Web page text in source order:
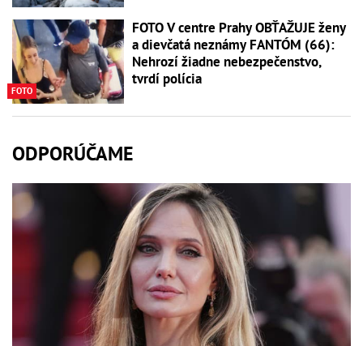
FOTO
FOTO V centre Prahy OBŤAŽUJE ženy
a dievčatá neznámy FANTÓM (66):
Nehrozí žiadne nebezpečenstvo,
tvrdí polícia
ODPORÚČAME